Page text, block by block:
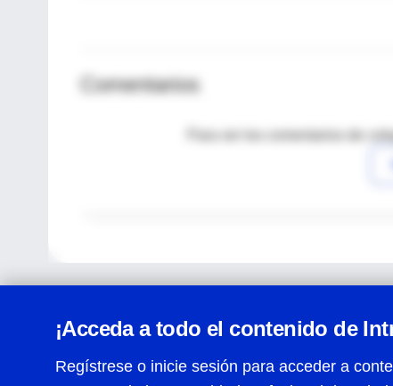
Comentarios
Para ver los comentarios de
¡Acceda a todo el contenido de
Regístrese o inicie sesión para acceder a